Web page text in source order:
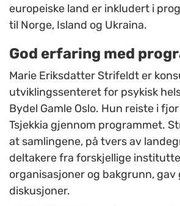
europeiske land er inkludert i
til Norge, Island og Ukraina.
God erfaring med
Marie Eriksdatter Strifeldt er
utviklingssenteret for psykisk
Bydel Gamle Oslo. Hun reiste i
Tsjekkia gjennom programmet.
at samlingene, på tvers av
deltakere fra forskjellige
organisasjoner og bakgrunn, gav
diskusjoner.